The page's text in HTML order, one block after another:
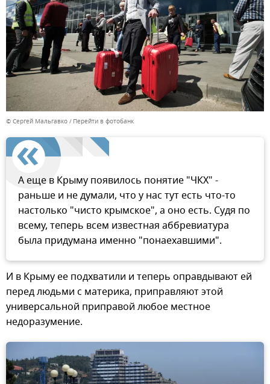
© Сергей Мальгавко Перейти в фотобанк
А еще в Крыму появилось понятие "ЧКХ" -
раньше и не думали, что у нас тут есть что-то
настолько "чисто крымское", а оно есть. Судя по
всему, теперь всем известная аббревиатура
была придумана именно "понаехавшими".
И в Крыму ее подхватили и теперь оправдывают ей
перед людьми с материка, приправляют этой
универсальной приправой любое местное
недоразумение.